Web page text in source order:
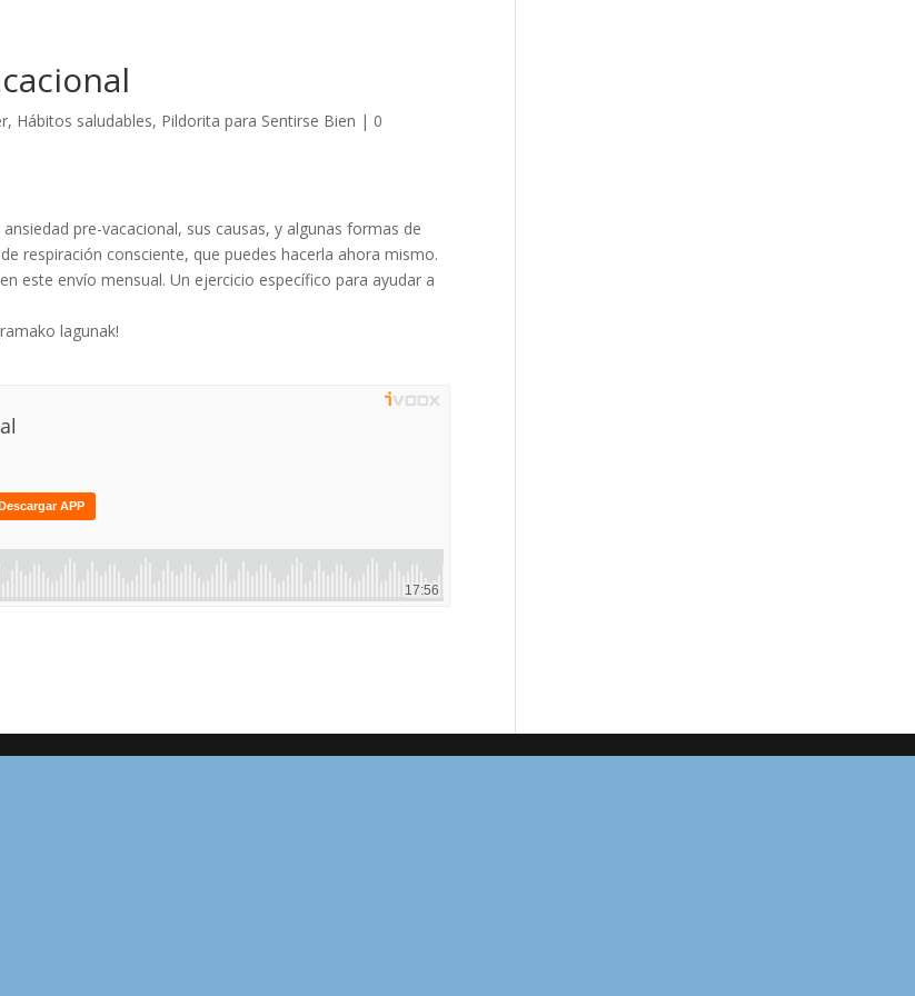
, Hábitos saludables, Pildorita para Sentirse Bien | 0
pre-vacacional, sus causas, y algunas formas de
respiración consciente, que puedes hacerla ahora mismo.
este envío mensual. Un ejercicio específico para ayudar a
lagunak!